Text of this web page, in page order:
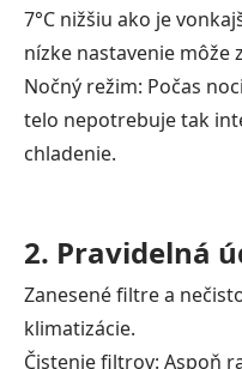
7°C nižšiu ako je
nízke nastavenie môže
Nočný režim: Počas
telo nepotrebuje tak
chladenie.
2. Pravidelná
Zanesené filtre a
klimatizácie.
Čistenie filtrov: Aspoň